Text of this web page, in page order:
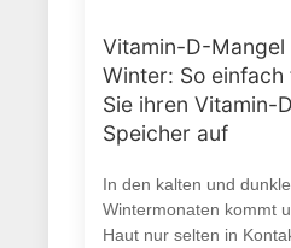
Vitamin-D-Mangel
Winter: So einfach
Sie ihren Vitamin-
Speicher auf
In den kalten und
Wintermonaten kommt
Haut nur selten in